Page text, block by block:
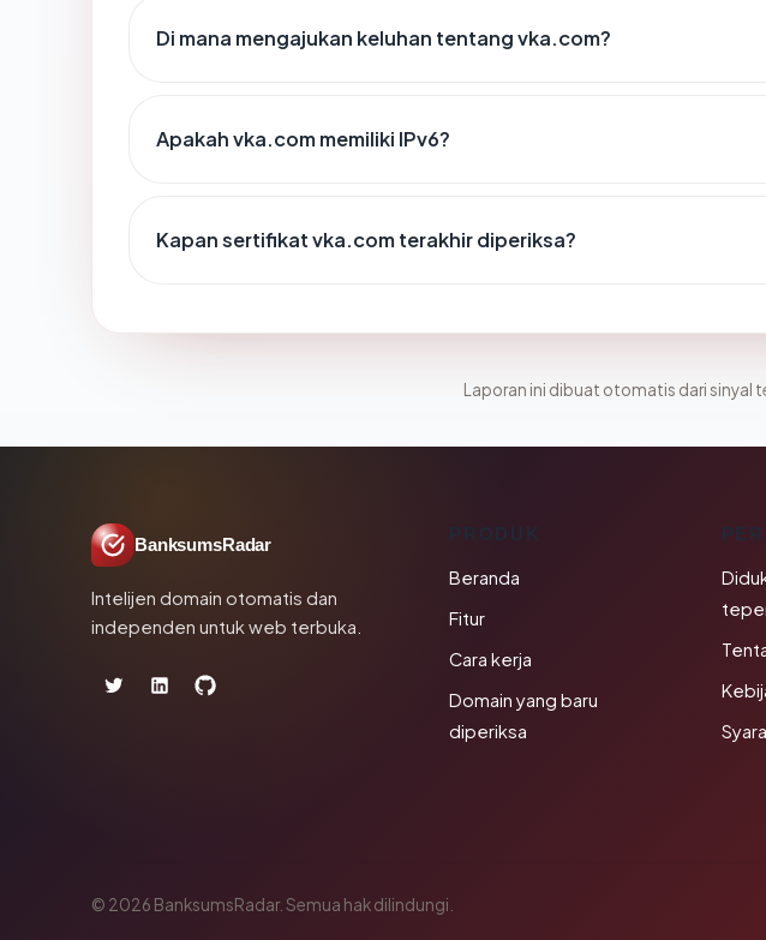
Di mana mengajukan keluhan tentang vka.com?
Apakah vka.com memiliki IPv6?
Kapan sertifikat vka.com terakhir diperiksa?
Laporan ini dibuat otomatis dari sinyal
BanksumsRadar
Intelijen domain otomatis dan
independen untuk web terbuka.
Beranda
Fitur
Cara kerja
Domain yang baru
diperiksa
© 2026 BanksumsRadar. Semua hak dilindungi.